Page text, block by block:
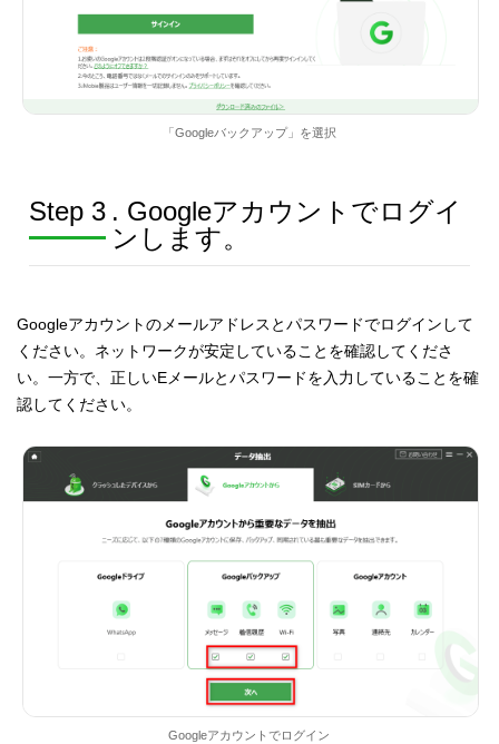
「Googleバックアップ」を選択
Step 3 . Googleアカウントでログイ
ンします。
Googleアカウントのメールアドレスとパスワードでログインして
ください。ネットワークが安定していることを確認してくださ
い。一方で、正しいEメールとパスワードを入力していることを確
認してください。
Googleアカウントでログイン